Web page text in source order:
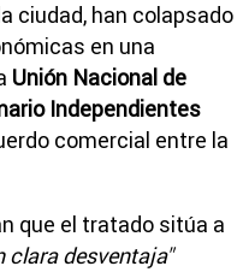
ciudad, han colapsado
en una
Unión Nacional de
Independientes
comercial entre la
que el tratado sitúa a
clara desventaja"